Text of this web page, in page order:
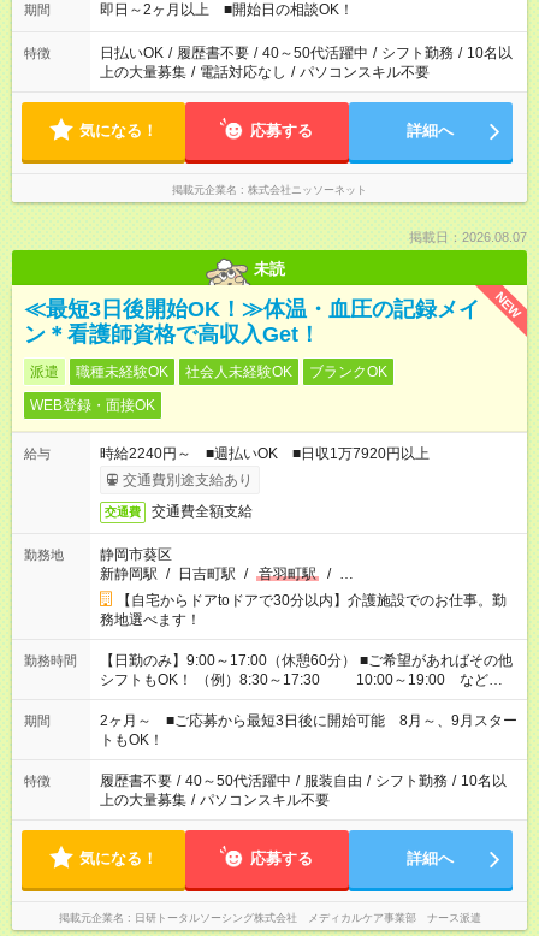
期間 即日～2ヶ月以上 ■開始日の相談OK！
特徴 日払いOK / 履歴書不要 / 40～50代活躍中 / シフト勤務 / 10名以
上の大量募集 / 電話対応なし / パソコンスキル不要
気になる！ 応募する 詳細へ
掲載元企業名 株式会社ニッソーネット
掲載日：2026.08.07
未読
NEW
≪最短3日後開始OK！≫体温・血圧の記録メイ
ン＊看護師資格で高収入Get！
派遣 職種未経験OK 社会人未経験OK
ブランクOK
WEB登録・面接OK
給与
時給2240円～ ■週払いOK ■日収1万7920円以上
交通費別途支給あり
交通費 交通費全額支給
勤務地
静岡市葵区
新静岡駅 / 日吉町駅 / 音羽町駅 / …
【自宅からドアtoドアで30分以内】介護施設でのお仕事。勤
務地選べます！
勤務時間
【日勤のみ】9:00～17:00（休憩60分） ■ご希望があればその他
シフトもOK！ （例）8:30～17:30 10:00～19:00 など
「家族とお休みを合わせたい」 「できれば残業はしたくない」
など、あなたのご希望に沿ったお仕事をご紹介します！ ※Wワ
ーク希望の方へ 今ご覧のお仕事で希望する勤務時間と、もう1つ
のお仕事の勤務時間。 合計で週40時間を超える場合は応募でき
ません
期間
2ヶ月～ ■ご応募から最短3日後に開始可能 8月～、9月スター
トもOK！
特徴 履歴書不要 / 40～50代活躍中 / 服装自由 / シフト勤務 / 10名以
上の大量募集 / パソコンスキル不要
気になる！ 応募する 詳細へ
掲載元企業名 日研トータルソーシング株式会社 メディカルケア事業部 ナース派遣